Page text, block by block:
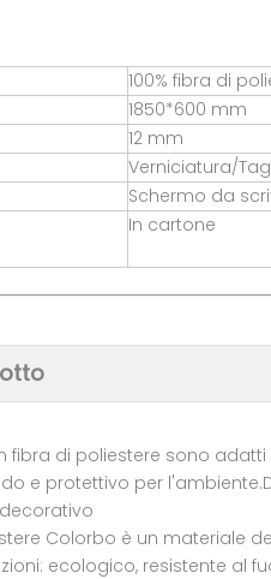
100% fibra di
1850*600 mm
12 mm
Verniciatura/
Schermo da
In cartone
fibra di poliestere sono
e protettivo per
Colorbo è un materiale
ecologico, resistente al